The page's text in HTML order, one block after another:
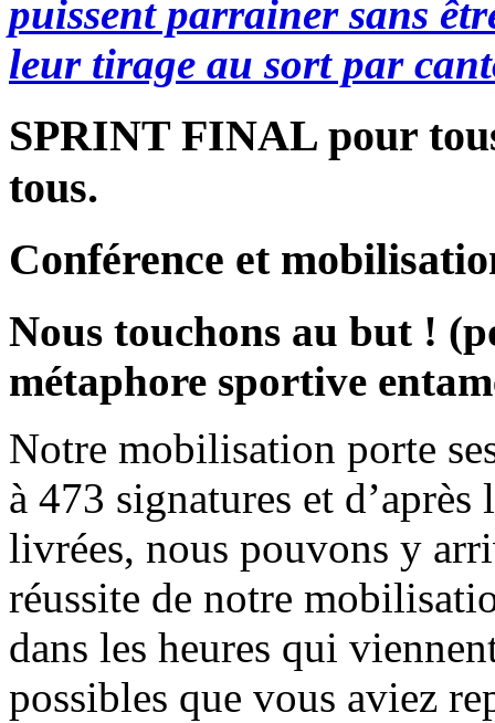
puissent parrainer sans
leur tirage au sort par
SPRINT FINAL pour
tous.
Conférence et
Nous touchons au but !
métaphore sportive
Notre mobilisation porte
à 473 signatures et
livrées, nous pouvons y
réussite de notre
dans les heures qui
possibles que vous aviez